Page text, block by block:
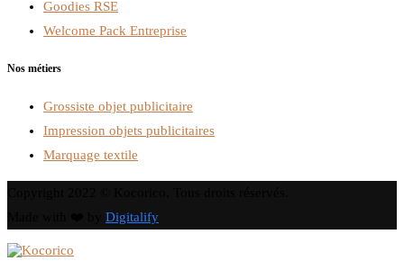
Goodies RSE
Welcome Pack Entreprise
Nos métiers
Grossiste objet publicitaire
Impression objets publicitaires
Marquage textile
Digitalify